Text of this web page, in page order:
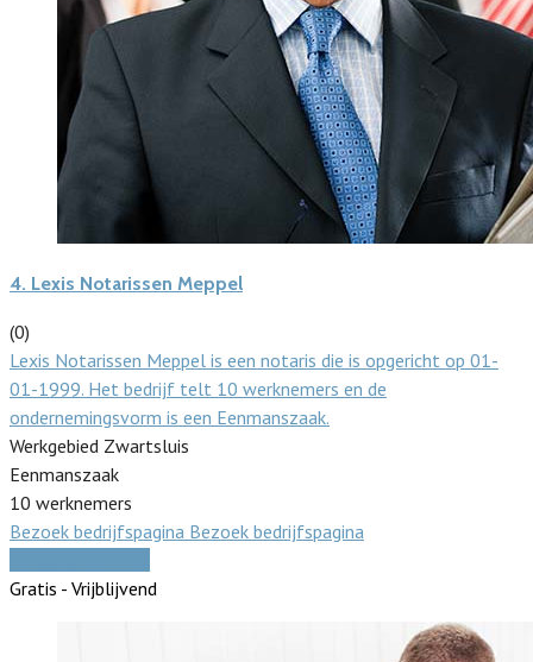
4. Lexis Notarissen Meppel
(0)
Lexis Notarissen Meppel is een notaris die is opgericht op 01-
01-1999. Het bedrijf telt 10 werknemers en de
ondernemingsvorm is een Eenmanszaak.
Werkgebied Zwartsluis
Eenmanszaak
10 werknemers
Bezoek bedrijfspagina Bezoek bedrijfspagina
Gratis - Vrijblijvend